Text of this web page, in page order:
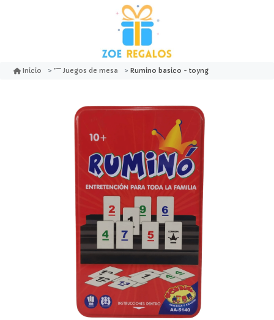
Inicio Juegos de mesa Rumino basico - toyng